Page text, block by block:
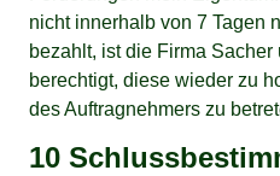
nicht innerhalb von 7 Tagen
bezahlt, ist die Firma
berechtigt, diese wieder zu
des Auftragnehmers zu
10